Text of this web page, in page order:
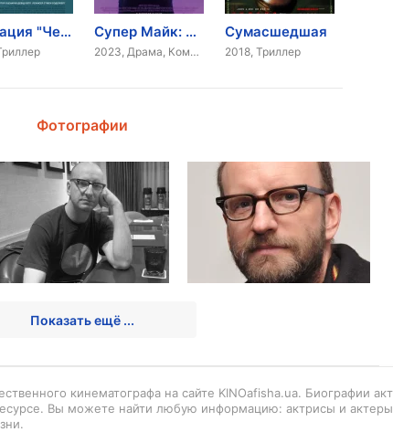
Операция "Черный кейс" Супер Майк: Последний танец
2023, Драма, Комедия
Сумасшедшая
2018, Триллер
Фотографии
Показать ещё ...
кинематографа на сайте KINOafisha.ua. Биографии
Вы можете найти любую информацию: актрисы и